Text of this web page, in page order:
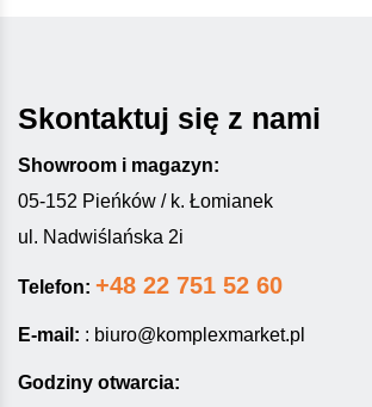
Skontaktuj się z nami
Showroom i magazyn:
05-152 Pieńków / k. Łomianek
ul. Nadwiślańska 2i
Telefon: +48 22 751 52 60
E-mail: : biuro@komplexmarket.pl
Godziny otwarcia: